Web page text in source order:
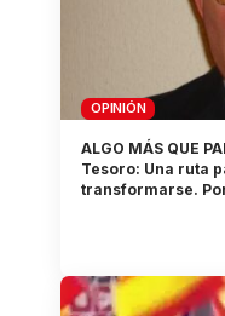
OPINIÓN
ALGO MÁS QUE
Tesoro: Una ruta
transformarse.